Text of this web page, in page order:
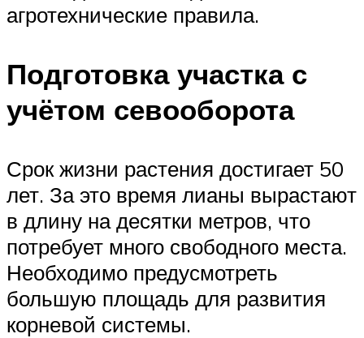
агротехнические правила.
Подготовка участка с
учётом севооборота
Срок жизни растения достигает 50
лет. За это время лианы вырастают
в длину на десятки метров, что
потребует много свободного места.
Необходимо предусмотреть
большую площадь для развития
корневой системы.